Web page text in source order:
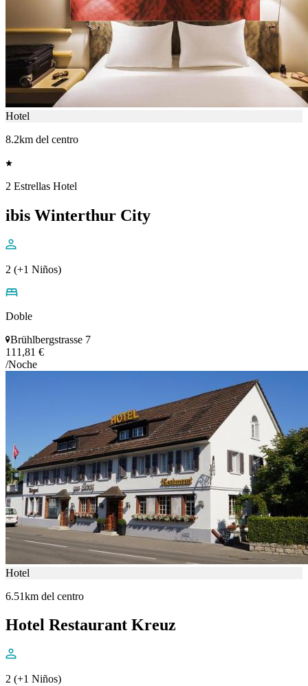
Hotel
8.2km del centro
2 Estrellas Hotel
ibis Winterthur City
2 (+1 Niños)
Doble
Brühlbergstrasse 7
111,81 €
/Noche
Hotel
6.51km del centro
Hotel Restaurant Kreuz
2 (+1 Niños)